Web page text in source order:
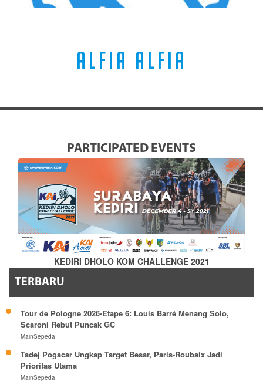
ALFIA ALFIA
PARTICIPATED EVENTS
KEDIRI DHOLO KOM CHALLENGE 2021
TERBARU
Tour de Pologne 2026-Etape 6: Louis Barré Menang Solo,
Scaroni Rebut Puncak GC
MainSepeda
Tadej Pogacar Ungkap Target Besar, Paris-Roubaix Jadi
Prioritas Utama
MainSepeda